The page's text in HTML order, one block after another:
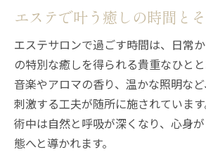
エステで叶う癒しの時間と
エステサロンで過ごす時間は、日常
の特別な癒しを得られる貴重なひと
音楽やアロマの香り、温かな照明な
刺激する工夫が随所に施されていま
術中は自然と呼吸が深くなり、心身
態へと導かれます。